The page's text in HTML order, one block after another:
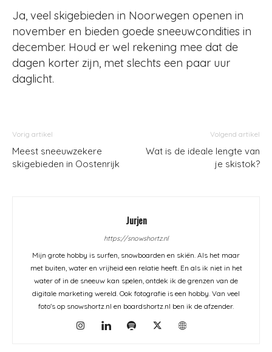
Ja, veel skigebieden in Noorwegen openen in
november en bieden goede sneeuwcondities in
december. Houd er wel rekening mee dat de
dagen korter zijn, met slechts een paar uur
daglicht.
Vorig artikel
Meest sneeuwzekere
skigebieden in Oostenrijk
Volgend artikel
Wat is de ideale lengte van
je skistok?
Jurjen
https://snowshortz.nl
Mijn grote hobby is surfen, snowboarden en skiën. Als het maar
met buiten, water en vrijheid een relatie heeft. En als ik niet in het
water of in de sneeuw kan spelen, ontdek ik de grenzen van de
digitale marketing wereld. Ook fotografie is een hobby. Van veel
foto's op snowshortz.nl en boardshortz.nl ben ik de afzender.